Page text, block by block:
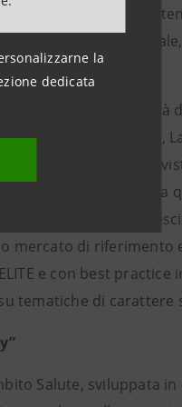
la
dedicata
in termini di
generazionale,
produttive.
, offerti dalle società
24 Ore, Class Editori,
su tutti i canali
Gambero Rosso e, da
di supporto alla
mercato di riferimento
e con best practice
tematiche di carattere
Salute, sviluppata